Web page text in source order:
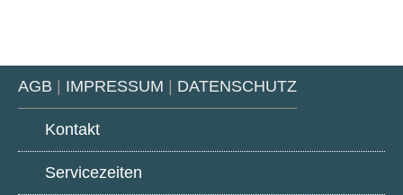
AGB IMPRESSUM DATENSCHUTZ
Kontakt
Servicezeiten